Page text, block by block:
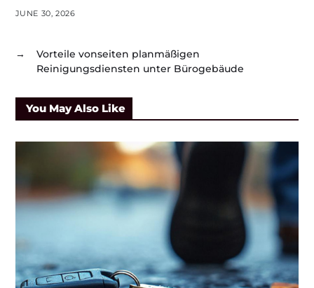
JUNE 30, 2026
→
Vorteile vonseiten planmäßigen
Reinigungsdiensten unter Bürogebäude
You May Also Like